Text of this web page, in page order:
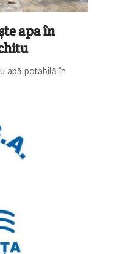
apa în
apă potabilă în